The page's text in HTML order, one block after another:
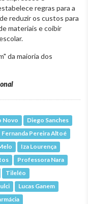
regras para a
reduzir os custos para
materiais e coibir
da maioria dos
Novo
Diego Sanches
Fernanda Pereira Altoé
Iza Lourença
Professora Nara
Tileléo
Lucas Ganem